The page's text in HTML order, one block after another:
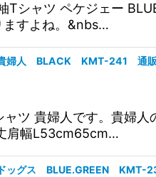
Tシャツ ペケジェー
ますよね。&nbs…
貴婦人 BLACK KMT-241 通
ツ 貴婦人です。貴婦
肩幅L53cm65cm…
ドッグス BLUE.GREEN